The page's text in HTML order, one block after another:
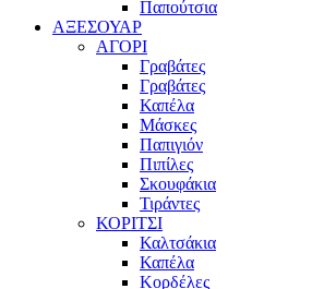
Παπούτσια
ΑΞΕΣΟΥΑΡ
ΑΓΟΡΙ
Γραβάτες
Γραβάτες
Καπέλα
Μάσκες
Παπιγιόν
Πιπίλες
Σκουφάκια
Τιράντες
ΚΟΡΙΤΣΙ
Καλτσάκια
Καπέλα
Κορδέλες